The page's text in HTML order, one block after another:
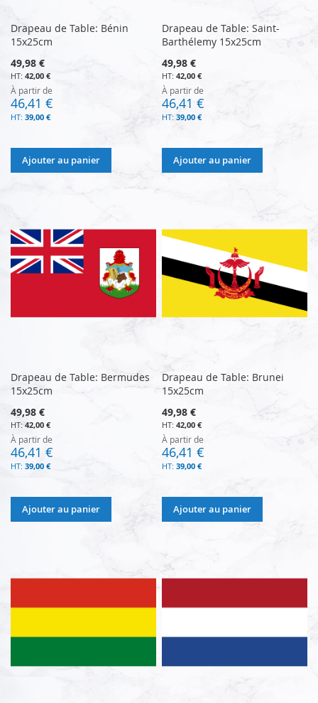
Drapeau de Table: Bénin
15x25cm
49,98 €
42,00 €
À partir de
46,41 €
39,00 €
Ajouter au panier
Drapeau de Table: Saint-
Barthélemy 15x25cm
49,98 €
42,00 €
À partir de
46,41 €
39,00 €
Ajouter au panier
Drapeau de Table: Bermudes
15x25cm
49,98 €
42,00 €
À partir de
46,41 €
39,00 €
Ajouter au panier
Drapeau de Table: Brunei
15x25cm
49,98 €
42,00 €
À partir de
46,41 €
39,00 €
Ajouter au panier